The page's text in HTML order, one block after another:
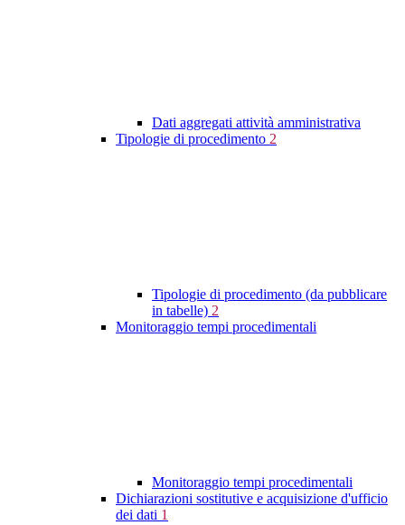
Dati aggregati attività amministrativa
Tipologie di procedimento 2
Tipologie di procedimento (da pubblicare
in tabelle) 2
Monitoraggio tempi procedimentali
Monitoraggio tempi procedimentali
Dichiarazioni sostitutive e acquisizione d'ufficio
dei dati 1